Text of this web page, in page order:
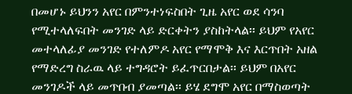
በመሆኑ ይህንን አየር በምንተነፍስበት ጊዜ አየር ወደ ሳንባ
የሚተላለፍበት መንገድ ላይ ድርቀትን ያስከትላል፡፡ ይህም የአየር
መተላለፊያ መንገድ የተለምዶ አየር የማሞቅ እና እርጥበት አዘል
የማድረግ ስራዉ ላይ ተግዳሮት ይፈጥርበታል፡፡ ይህም በአየር
መንገዶች ላይ መጥበብ ያመጣል፡፡ ይሄ ደግሞ አየር በማስወጣት